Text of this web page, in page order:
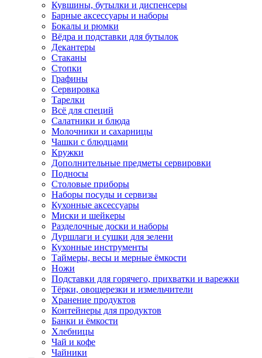
Кувшины, бутылки и диспенсеры
Барные аксессуары и наборы
Бокалы и рюмки
Вёдра и подставки для бутылок
Декантеры
Стаканы
Стопки
Графины
Сервировка
Тарелки
Всё для специй
Салатники и блюда
Молочники и сахарницы
Чашки с блюдцами
Кружки
Дополнительные предметы сервировки
Подносы
Столовые приборы
Наборы посуды и сервизы
Кухонные аксессуары
Миски и шейкеры
Разделочные доски и наборы
Дуршлаги и сушки для зелени
Кухонные инструменты
Таймеры, весы и мерные ёмкости
Ножи
Подставки для горячего, прихватки и варежки
Тёрки, овощерезки и измельчители
Хранение продуктов
Контейнеры для продуктов
Банки и ёмкости
Хлебницы
Чай и кофе
Чайники